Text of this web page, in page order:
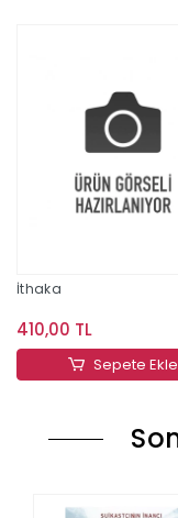
İthaka
410,00 TL
Sepete Ekle